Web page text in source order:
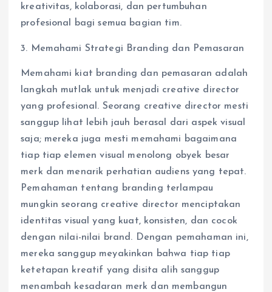
kreativitas, kolaborasi, dan pertumbuhan
profesional bagi semua bagian tim.
3. Memahami Strategi Branding dan Pemasaran
Memahami kiat branding dan pemasaran adalah
langkah mutlak untuk menjadi creative director
yang profesional. Seorang creative director mesti
sanggup lihat lebih jauh berasal dari aspek visual
saja; mereka juga mesti memahami bagaimana
tiap tiap elemen visual menolong obyek besar
merk dan menarik perhatian audiens yang tepat.
Pemahaman tentang branding terlampau
mungkin seorang creative director menciptakan
identitas visual yang kuat, konsisten, dan cocok
dengan nilai-nilai brand. Dengan pemahaman ini,
mereka sanggup meyakinkan bahwa tiap tiap
ketetapan kreatif yang disita alih sanggup
menambah kesadaran merk dan membangun